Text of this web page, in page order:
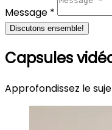
Message *
Discutons ensemble!
Capsules
Approfondissez le